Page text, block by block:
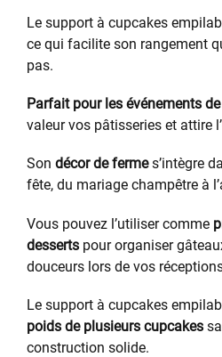
Le support à cupcakes
ce qui facilite son rangement
pas.
Parfait pour les événements
valeur vos pâtisseries et attire
Son décor de fermes’intègre
fête, du mariage champêtre à
Vous pouvez l’utiliser comme
desserts pour organiser
douceurs lors de vos
Le support à cupcakes
poids de plusieurs cupcakes
construction solide.